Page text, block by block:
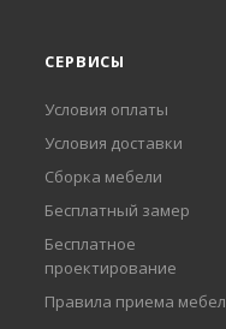
СЕРВИСЫ
Условия оплаты
Условия доставки
Сборка мебели
Бесплатный замер
Бесплатное
проектирование
Правила приема